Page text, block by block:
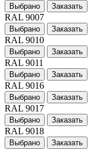
Выбрано Заказать
RAL 9007
Выбрано Заказать
RAL 9010
Выбрано Заказать
RAL 9011
Выбрано Заказать
RAL 9016
Выбрано Заказать
RAL 9017
Выбрано Заказать
RAL 9018
Выбрано Заказать